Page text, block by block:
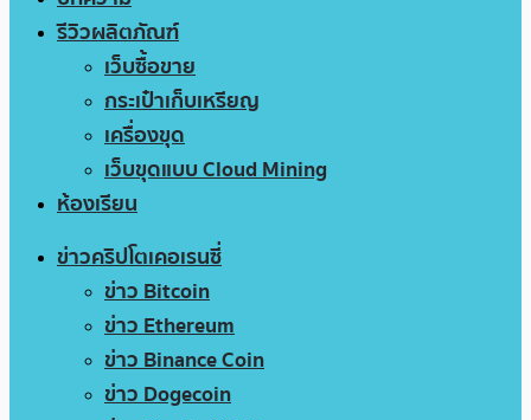
รีวิวผลิตภัณฑ์
เว็บซื้อขาย
กระเป๋าเก็บเหรียญ
เครื่องขุด
เว็บขุดแบบ Cloud Mining
ห้องเรียน
ข่าวคริปโตเคอเรนซี่
ข่าว Bitcoin
ข่าว Ethereum
ข่าว Binance Coin
ข่าว Dogecoin